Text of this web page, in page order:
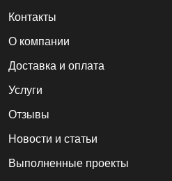
Контакты
О компании
Доставка и оплата
Услуги
Отзывы
Новости и статьи
Выполненные проекты